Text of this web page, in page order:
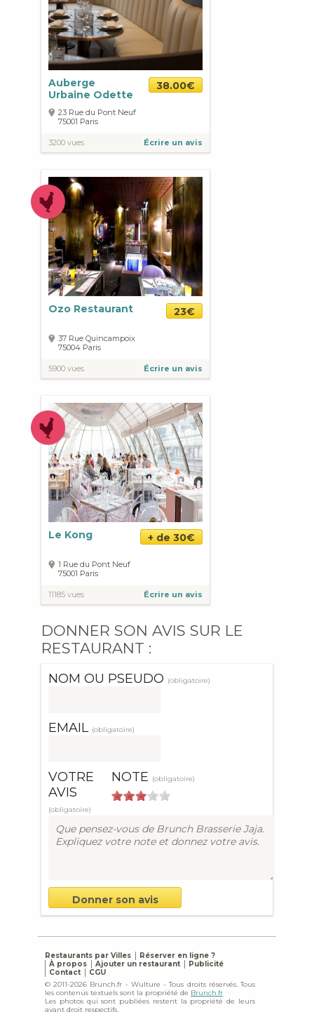
Auberge
Urbaine Odette
38.00€
23 Rue du Pont Neuf
75001 Paris
3200 vues Écrire un avis
Ozo Restaurant 23€
37 Rue Quincampoix
75004 Paris
5900 vues Écrire un avis
Le Kong + de 30€
1 Rue du Pont Neuf
75001 Paris
11185 vues Écrire un avis
DONNER SON AVIS SUR LE
RESTAURANT :
NOM OU PSEUDO (obligatoire)
EMAIL (obligatoire)
NOTE (obligatoire)
VOTRE
AVIS
(obligatoire)
Restaurants par Villes
Réserver en ligne ?
À propos
Ajouter un restaurant
Publicité
Contact
CGU
© 2011-2026 Brunch.fr - Wulture - Tous droits réservés. Tous
les contenus textuels sont la propriété de Brunch.fr
Les photos qui sont publiées restent la propriété de leurs
ayant droit respectifs.